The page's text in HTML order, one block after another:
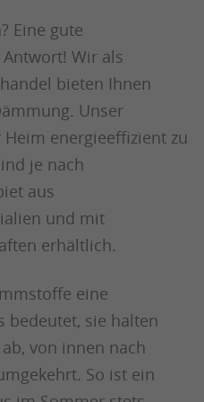
Eine gute
Wir als
bieten Ihnen
Unser
energieeffizient zu
je nach
aus
und mit
erhältlich.
eine
bedeutet, sie halten
von innen nach
So ist ein